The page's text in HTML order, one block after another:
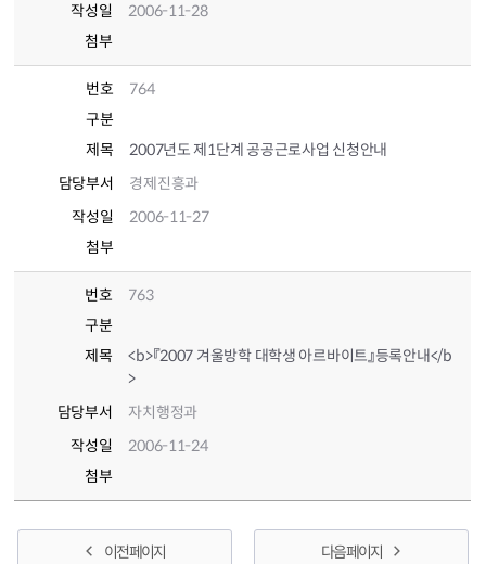
작성일
2006-11-28
첨부
번호
764
구분
제목
2007년도 제1단계 공공근로사업 신청안내
담당부서
경제진흥과
작성일
2006-11-27
첨부
번호
763
구분
제목
<b>『2007 겨울방학 대학생 아르바이트』등록안내</b
>
담당부서
자치행정과
작성일
2006-11-24
첨부
이전 페이지 다음 페이지